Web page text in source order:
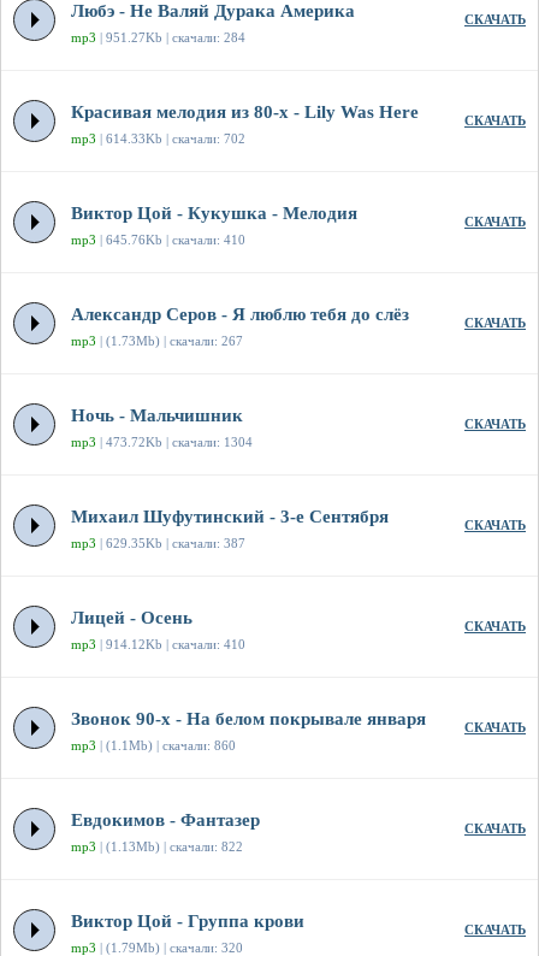
Любэ - Не Валяй Дурака Америка
mp3 | 951.27Kb | скачали: 284
СКАЧАТЬ
Красивая мелодия из 80-х - Lily Was Here
mp3 | 614.33Kb | скачали: 702
СКАЧАТЬ
Виктор Цой - Кукушка - Мелодия
mp3 | 645.76Kb | скачали: 410
СКАЧАТЬ
Александр Серов - Я люблю тебя до слёз
mp3 | (1.73Mb) | скачали: 267
СКАЧАТЬ
Ночь - Мальчишник
mp3 | 473.72Kb | скачали: 1304
СКАЧАТЬ
Михаил Шуфутинский - 3-е Сентября
mp3 | 629.35Kb | скачали: 387
СКАЧАТЬ
Лицей - Осень
mp3 | 914.12Kb | скачали: 410
СКАЧАТЬ
Звонок 90-х - На белом покрывале января
mp3 | (1.1Mb) | скачали: 860
СКАЧАТЬ
Евдокимов - Фантазер
mp3 | (1.13Mb) | скачали: 822
СКАЧАТЬ
Виктор Цой - Группа крови
mp3 | (1.79Mb) | скачали: 320
СКАЧАТЬ